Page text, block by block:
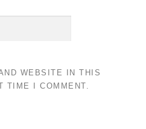
WEBSITE IN THIS
TIME I COMMENT.